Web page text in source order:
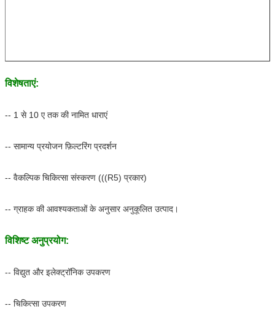
विशेषताएं:
-- 1 से 10 ए तक की नामित धाराएं
-- सामान्य प्रयोजन फ़िल्टरिंग प्रदर्शन
-- वैकल्पिक चिकित्सा संस्करण (((R5) प्रकार)
-- ग्राहक की आवश्यकताओं के अनुसार अनुकूलित उत्पाद।
विशिष्ट अनुप्रयोग:
-- विद्युत और इलेक्ट्रॉनिक उपकरण
-- चिकित्सा उपकरण